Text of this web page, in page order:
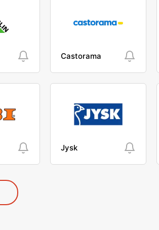
Castorama
Jysk